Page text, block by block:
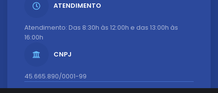
ATENDIMENTO
Atendimento: Das 8:30h às 12:00h e das 13:00h às
16:00h
CNPJ
45.665.890/0001-99